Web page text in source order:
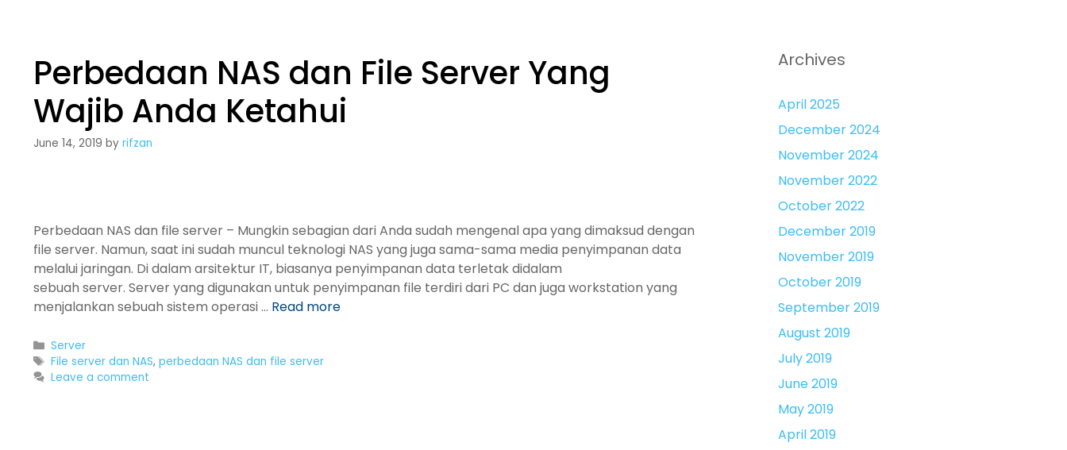
Perbedaan NAS dan File Server Yang
Wajib Anda Ketahui
June 14, 2019 by rifzan
Perbedaan NAS dan file server – Mungkin sebagian dari Anda sudah mengenal apa yang dimaksud dengan
file server. Namun, saat ini sudah muncul teknologi NAS yang juga sama-sama media penyimpanan data
melalui jaringan. Di dalam arsitektur IT, biasanya penyimpanan data terletak didalam
sebuah server. Server yang digunakan untuk penyimpanan file terdiri dari PC dan juga workstation yang
menjalankan sebuah sistem operasi … Read more
Categories
Server
Tags
File server dan NAS, perbedaan NAS dan file server
Leave a comment
Archives
April 2025
December 2024
November 2024
November 2022
October 2022
December 2019
November 2019
October 2019
September 2019
August 2019
July 2019
June 2019
May 2019
April 2019